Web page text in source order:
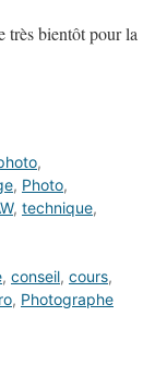
très bientôt pour la
,
, Photo,
, technique,
, conseil, cours,
, Photographe